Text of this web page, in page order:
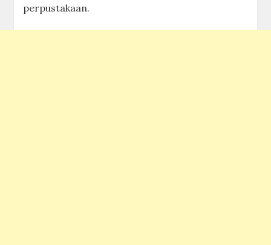
perpustakaan.